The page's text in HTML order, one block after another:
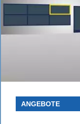
ANGEBOTE